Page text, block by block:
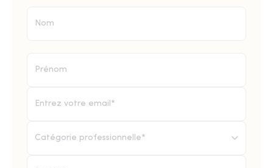
Catégorie professionnelle*